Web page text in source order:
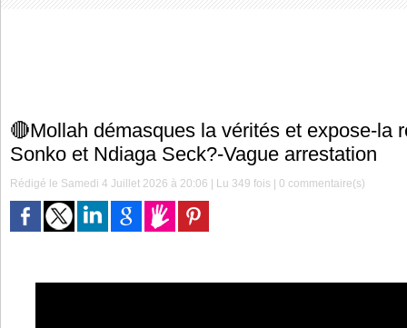
🔴Mollah démasques la vérités et expose-la
Sonko et Ndiaga Seck?-Vague arrestation
Rédigé le Samedi 4 Juillet 2026 à 20:06 | Lu 349 fois |0 commentaire(s)